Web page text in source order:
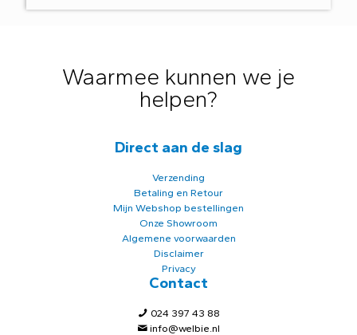
Waarmee kunnen we je
helpen?
Direct aan de slag
Verzending
Betaling en Retour
Mijn Webshop bestellingen
Onze Showroom
Algemene voorwaarden
Disclaimer
Privacy
Contact
024 397 43 88
info@welbie.nl